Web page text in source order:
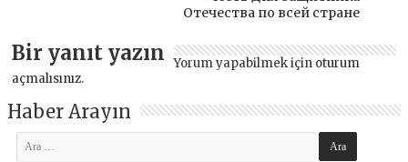
Отечества по всей стране
Bir yanıt yazın Yorum yapabilmek için oturum
açmalısınız.
Haber Arayın